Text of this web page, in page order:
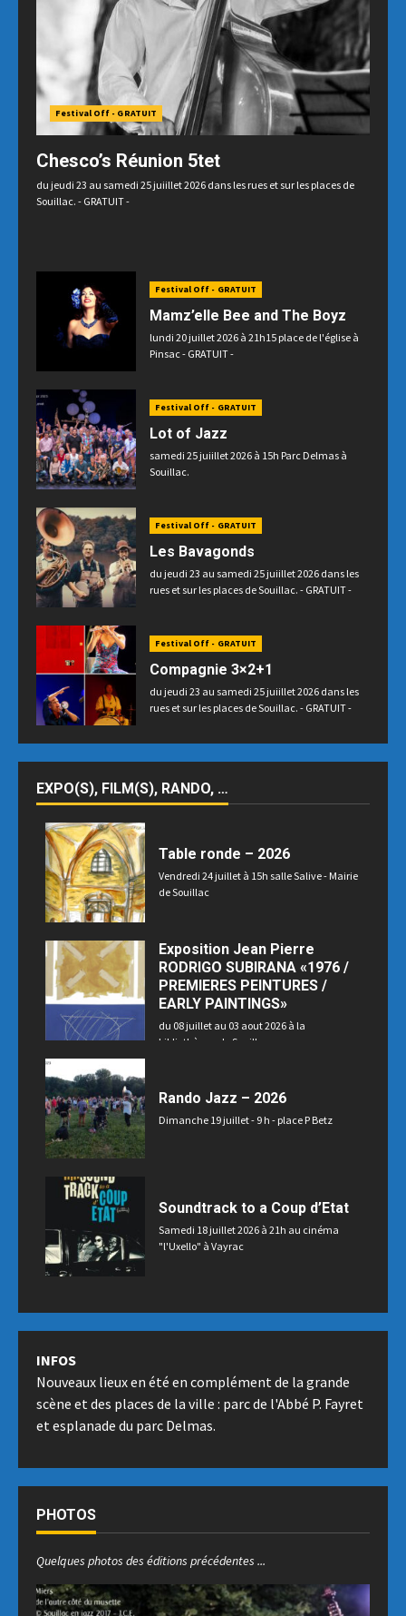
Festival Off - GRATUIT
Chesco’s Réunion 5tet
du jeudi 23 au samedi 25 juiillet 2026 dans les rues et sur les places de
Souillac. - GRATUIT -
Festival Off - GRATUIT
Mamz’elle Bee and The Boyz
lundi 20 juillet 2026 à 21h15 place de l'église à
Pinsac - GRATUIT -
Festival Off - GRATUIT
Lot of Jazz
samedi 25 juiillet 2026 à 15h Parc Delmas à
Souillac.
Festival Off - GRATUIT
Les Bavagonds
du jeudi 23 au samedi 25 juiillet 2026 dans les
rues et sur les places de Souillac. - GRATUIT -
Festival Off - GRATUIT
Compagnie 3×2+1
du jeudi 23 au samedi 25 juiillet 2026 dans les
rues et sur les places de Souillac. - GRATUIT -
EXPO(S), FILM(S), RANDO, …
Table ronde – 2026
Vendredi 24 juillet à 15h salle Salive - Mairie
de Souillac
Exposition Jean Pierre
RODRIGO SUBIRANA «1976 /
PREMIERES PEINTURES /
EARLY PAINTINGS»
du 08 juillet au 03 aout 2026 à la
bibliothèque de Souillac
Rando Jazz – 2026
Dimanche 19 juillet - 9 h - place P Betz
Soundtrack to a Coup d’Etat
Samedi 18 juillet 2026 à 21h au cinéma
"l'Uxello" à Vayrac
INFOS
Nouveaux lieux en été en complément de la grande
scène et des places de la ville : parc de l'Abbé P. Fayret
et esplanade du parc Delmas.
PHOTOS
Quelques photos des éditions précédentes ...